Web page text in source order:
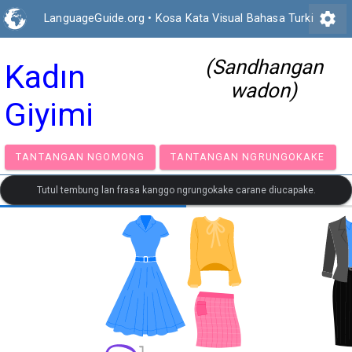
LanguageGuide.org • Kosa Kata Visual Bahasa Turki settings
Kadın
Giyimi
(Sandhangan
wadon)
TANTANGAN NGOMONG TANTANGAN
Tutul tembung lan frasa kanggo ngrungokake carane diucapake.